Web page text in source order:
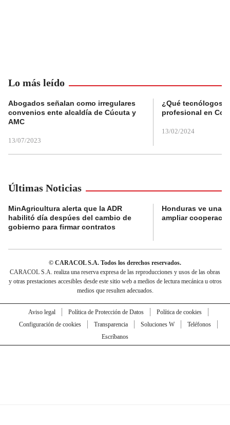
Lo más leído
Abogados señalan como irregulares
convenios ente alcaldía de Cúcuta y
AMC
13/07/2023
¿Qué tecnólogos
profesional en
13/02/2024
Últimas Noticias
MinAgricultura alerta que la ADR
habilitó día despúes del cambio de
gobierno para firmar contratos
Honduras ve una
ampliar
© CARACOL S.A. Todos los derechos reservados.
CARACOL S.A. realiza una reserva expresa de las reproducciones y usos de las obras
y otras prestaciones accesibles desde este sitio web a medios de lectura mecánica u otros
medios que resulten adecuados.
Aviso legal Política de Protección de Datos
Política de cookies
Configuración de cookies
Transparencia Soluciones W
Teléfonos
Escríbanos